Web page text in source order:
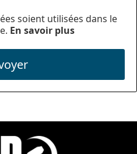
soient utilisées dans le
En savoir plus